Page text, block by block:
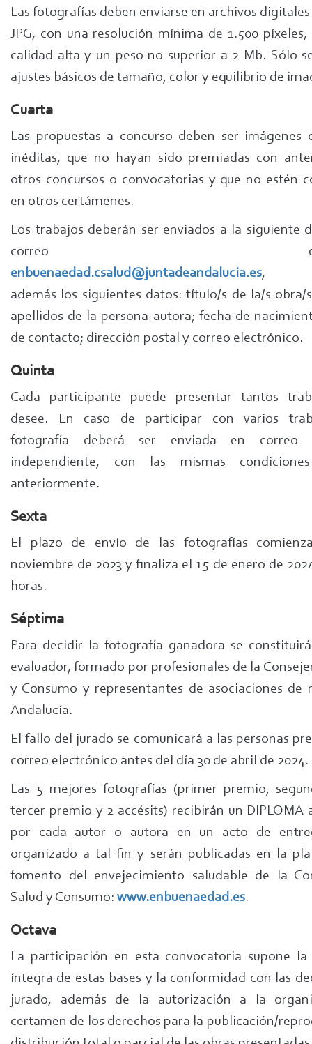
Las fotografías deben enviarse en archivos
JPG, con una resolución mínima de 1.500
calidad alta y un peso no superior a 2 Mb. Sólo
ajustes básicos de tamaño, color y equilibrio de
Cuarta
Las propuestas a concurso deben ser imágenes
inéditas, que no hayan sido premiadas con
otros concursos o convocatorias y que no estén
en otros certámenes.
Los trabajos deberán ser enviados a la siguiente
correo
enbuenaedad.csalud@juntadeandalucia.es,
además los siguientes datos: título/s de la/s obra/
apellidos de la persona autora; fecha de
de contacto; dirección postal y correo electrónico.
Quinta
Cada participante puede presentar tantos
desee. En caso de participar con varios
fotografía deberá ser enviada en correo
independiente, con las mismas
anteriormente.
Sexta
El plazo de envío de las fotografías
noviembre de 2023 y finaliza el 15 de enero de
horas.
Séptima
Para decidir la fotografía ganadora se
evaluador, formado por profesionales de la
y Consumo y representantes de asociaciones de
Andalucía.
El fallo del jurado se comunicará a las personas
correo electrónico antes del día 30 de abril de 2024.
Las 5 mejores fotografías (primer premio,
tercer premio y 2 accésits) recibirán un DIPLOMA
por cada autor o autora en un acto de
organizado a tal fin y serán publicadas en la
fomento del envejecimiento saludable de la
Salud y Consumo: www.enbuenaedad.es.
Octava
La participación en esta convocatoria supone la
íntegra de estas bases y la conformidad con las
jurado, además de la autorización a la
certamen de los derechos para la publicación/